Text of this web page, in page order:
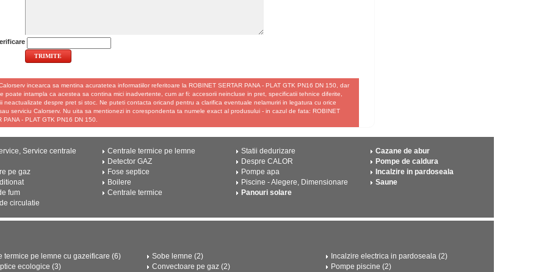
incearca sa mentina acuratetea informatiilor referitoare la ROBINET SERTAR PANA - PLAT GTK PN16 DN 150, dar
poate intampla ca acestea sa contina mici inadvertente, cum ar fi: accesorii neincluse in pret, specificatii tehnice diferite,
neactualizate despre pret si stoc. Ne puteti contacta oricand pentru a clarifica eventuale nelamuriri in legatura cu orice
serviciu Calorserv. Nu uita sa mentionezi in corespondenta ta numele exact al produsului - in cazul de fata: ROBINET
PANA - PLAT GTK PN16 DN 150.
Service centrale
pe gaz
fum
circulatie
Centrale termice pe lemne
Detector GAZ
Fose septice
Boilere
Centrale termice
Statii dedurizare
Despre CALOR
Pompe apa
Piscine - Alegere, Dimensionare
Panouri solare
Cazane de abur
Pompe de caldura
Incalzire in pardoseala
Saune
termice pe lemne cu gazeificare (6)
ecologice (3)
Sobe lemne (2)
Convectoare pe gaz (2)
Incalzire electrica in pardoseala (2)
Pompe piscine (2)